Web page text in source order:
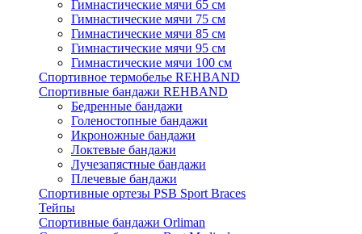
Гимнастические мячи 65 см
Гимнастические мячи 75 см
Гимнастические мячи 85 см
Гимнастические мячи 95 см
Гимнастические мячи 100 см
Спортивное термобелье REHBAND
Спортивные бандажи REHBAND
Бедренные бандажи
Голеностопные бандажи
Икроножные бандажи
Локтевые бандажи
Лучезапястные бандажи
Плечевые бандажи
Спортивные ортезы PSB Sport Braces
Тейпы
Спортивные бандажи Orliman